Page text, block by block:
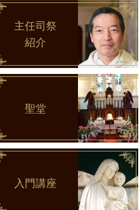
主任司祭
紹介
聖堂
入門講座